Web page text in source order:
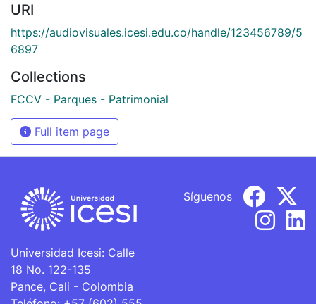
URI
https://audiovisuales.icesi.edu.co/handle/123456789/5
6897
Collections
FCCV - Parques - Patrimonial
Full item page
Universidad Icesi: Calle
18 No. 122-135
Pance, Cali - Colombia
Síguenos